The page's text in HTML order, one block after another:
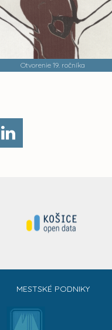
Otvorenie 19. ročníka
MESTSKÉ PODNIKY